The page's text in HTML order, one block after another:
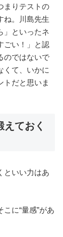
まりテストの
ね。川島先生
」といったネ
ごい！」と認
のではないで
くて、いかに
トだと思いま
ておく
いい力はあ
に“量感”があ